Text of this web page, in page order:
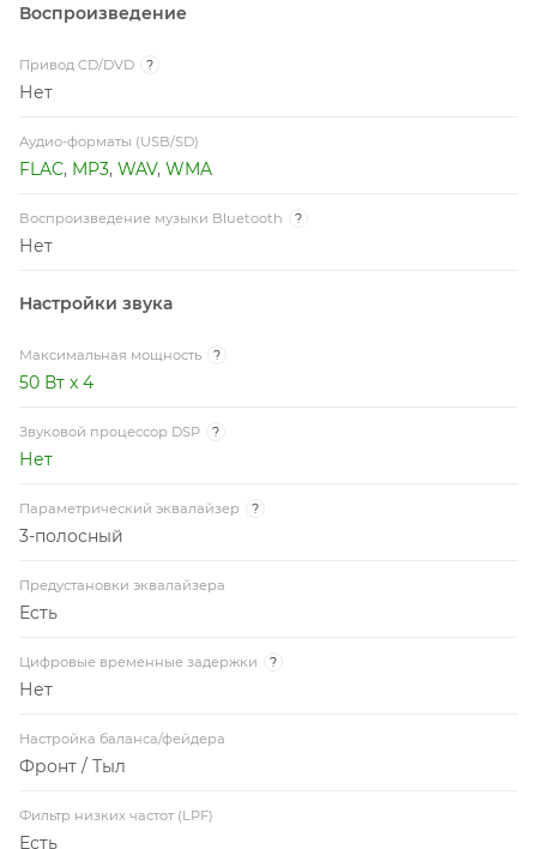
Воспроизведение
Привод CD/DVD ?
Нет
Аудио-форматы (USB/SD)
FLAC, MP3, WAV, WMA
Воспроизведение музыки Bluetooth ?
Нет
Настройки звука
Максимальная мощность ?
50 Вт x 4
Звуковой процессор DSP ?
Нет
Параметрический эквалайзер ?
3-полосный
Предустановки эквалайзера
Есть
Цифровые временные задержки ?
Нет
Настройка баланса/фейдера
Фронт / Тыл
Фильтр низких частот (LPF)
Есть